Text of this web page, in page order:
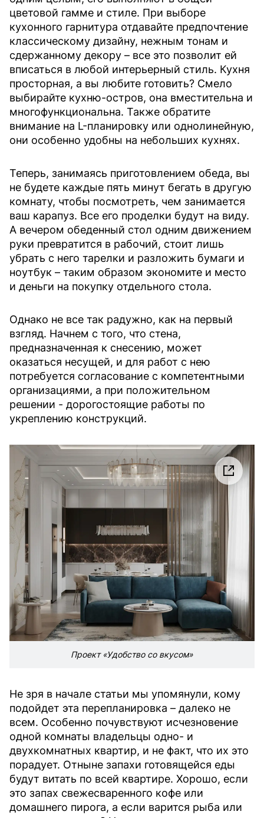
цветовой гамме и стиле. При выборе
кухонного гарнитура отдавайте предпочтение
классическому дизайну, нежным тонам и
сдержанному декору – все это позволит ей
вписаться в любой интерьерный стиль. Кухня
просторная, а вы любите готовить? Смело
выбирайте кухню-остров, она вместительна и
многофункциональна. Также обратите
внимание на L-планировку или однолинейную,
они особенно удобны на небольших кухнях.
Теперь, занимаясь приготовлением обеда, вы
не будете каждые пять минут бегать в другую
комнату, чтобы посмотреть, чем занимается
ваш карапуз. Все его проделки будут на виду.
А вечером обеденный стол одним движением
руки превратится в рабочий, стоит лишь
убрать с него тарелки и разложить бумаги и
ноутбук – таким образом экономите и место
и деньги на покупку отдельного стола.
Однако не все так радужно, как на первый
взгляд. Начнем с того, что стена,
предназначенная к снесению, может
оказаться несущей, и для работ с нею
потребуется согласование с компетентными
организациями, а при положительном
решении - дорогостоящие работы по
укреплению конструкций.
Проект «Удобство со вкусом»
Не зря в начале статьи мы упомянули, кому
подойдет эта перепланировка – далеко не
всем. Особенно почувствуют исчезновение
одной комнаты владельцы одно- и
двухкомнатных квартир, и не факт, что их это
порадует. Отныне запахи готовящейся еды
будут витать по всей квартире. Хорошо, если
это запах свежесваренного кофе или
домашнего пирога, а если варится рыба или